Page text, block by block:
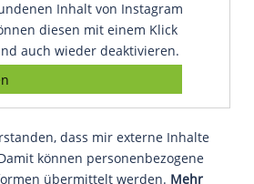
Inhalt von Instagram
diesen mit einem Klick
auch wieder deaktivieren.
dass mir externe Inhalte
können personenbezogene
übermittelt werden. Mehr